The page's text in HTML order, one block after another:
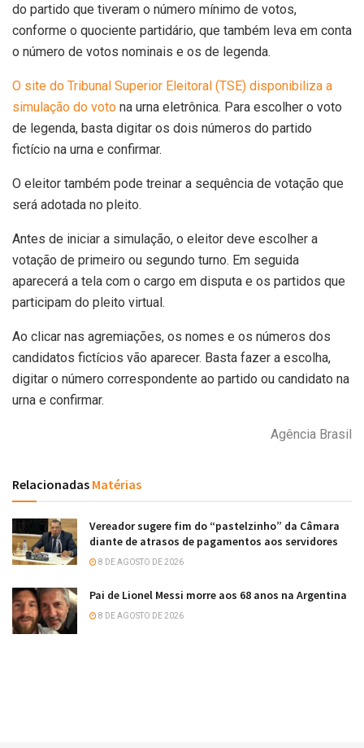
do partido que tiveram o número mínimo de votos,
conforme o quociente partidário, que também leva em conta
o número de votos nominais e os de legenda.
O site do Tribunal Superior Eleitoral (TSE) disponibiliza a
simulação do voto na urna eletrônica. Para escolher o voto
de legenda, basta digitar os dois números do partido
fictício na urna e confirmar.
O eleitor também pode treinar a sequência de votação que
será adotada no pleito.
Antes de iniciar a simulação, o eleitor deve escolher a
votação de primeiro ou segundo turno. Em seguida
aparecerá a tela com o cargo em disputa e os partidos que
participam do pleito virtual.
Ao clicar nas agremiações, os nomes e os números dos
candidatos fictícios vão aparecer. Basta fazer a escolha,
digitar o número correspondente ao partido ou candidato na
urna e confirmar.
Agência Brasil
Relacionadas Matérias
Vereador sugere fim do “pastelzinho” da Câmara
diante de atrasos de pagamentos aos servidores
8 DE AGOSTO DE 2026
Pai de Lionel Messi morre aos 68 anos na Argentina
8 DE AGOSTO DE 2026